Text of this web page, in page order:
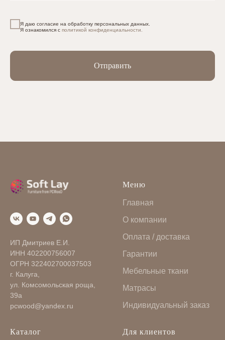
Я даю согласие на обработку персональных данных.
Я ознакомился с политикой конфиденциальности.
Отправить
ИП Дмитриев Е.И.
ИНН 402200756007
ОГРН 322402700037503
г. Калуга,
ул. Комсомольская роща,
39а
pcwood@yandex.ru
Меню
Главная
О компании
Оплата / доставка
Гарантии
Мебельные ткани
Матрасы
Индивидуальный заказ
Каталог Для клиентов